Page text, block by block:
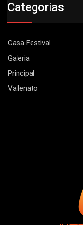
Categorias
Casa Festival
Galeria
Principal
Vallenato